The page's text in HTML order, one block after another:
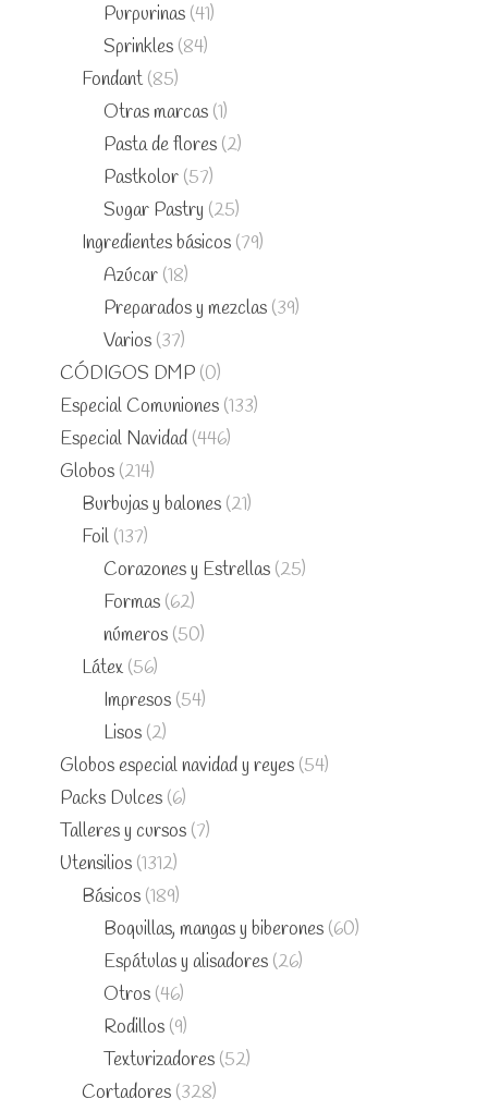
Purpurinas (41)
Sprinkles (84)
Fondant (85)
Otras marcas (1)
Pasta de flores (2)
Pastkolor (57)
Sugar Pastry (25)
Ingredientes básicos (79)
Azúcar (18)
Preparados y mezclas (39)
Varios (37)
CÓDIGOS DMP (0)
Especial Comuniones (133)
Especial Navidad (446)
Globos (214)
Burbujas y balones (21)
Foil (137)
Corazones y Estrellas (25)
Formas (62)
números (50)
Látex (56)
Impresos (54)
Lisos (2)
Globos especial navidad y reyes (54)
Packs Dulces (6)
Talleres y cursos (7)
Utensilios (1312)
Básicos (189)
Boquillas, mangas y biberones (60)
Espátulas y alisadores (26)
Otros (46)
Rodillos (9)
Texturizadores (52)
Cortadores (328)